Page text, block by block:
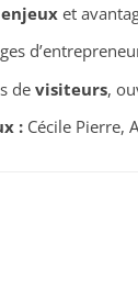
enjeuxet
devisiteurs,
:Cécile Pierre,